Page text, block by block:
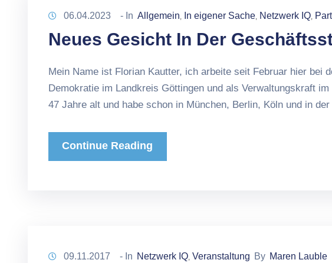
06.04.2023 - In Allgemein In eigener Sache Netzwerk IQ
Neues Gesicht In Der
Mein Name ist Florian Kautter, ich arbeite seit Februar hier
Demokratie im Landkreis Göttingen und als Verwaltungskraft
47 Jahre alt und habe schon in München, Berlin, Köln und in
Continue Reading
09.11.2017 - In Netzwerk IQ Veranstaltung By Maren Lauble